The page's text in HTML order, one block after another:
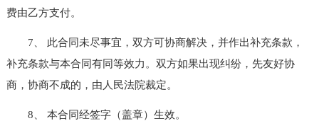
费由乙方支付。
7、 此合同未尽事宜，双方可协商解决，并作出补充条款，
补充条款与本合同有同等效力。双方如果出现纠纷，先友好协
商，协商不成的，由人民法院裁定。
8、 本合同经签字（盖章）生效。